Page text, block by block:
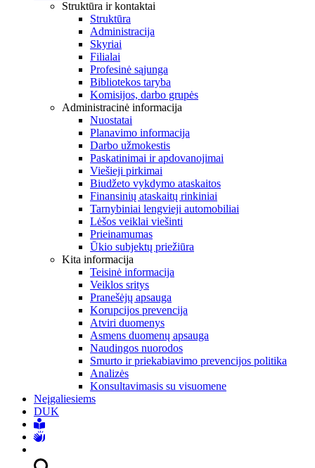
Struktūra ir kontaktai
Struktūra
Administracija
Skyriai
Filialai
Profesinė sąjunga
Bibliotekos taryba
Komisijos, darbo grupės
Administracinė informacija
Nuostatai
Planavimo informacija
Darbo užmokestis
Paskatinimai ir apdovanojimai
Viešieji pirkimai
Biudžeto vykdymo ataskaitos
Finansinių ataskaitų rinkiniai
Tarnybiniai lengvieji automobiliai
Lėšos veiklai viešinti
Prieinamumas
Ūkio subjektų priežiūra
Kita informacija
Teisinė informacija
Veiklos sritys
Pranešėjų apsauga
Korupcijos prevencija
Atviri duomenys
Asmens duomenų apsauga
Naudingos nuorodos
Smurto ir priekabiavimo prevencijos politika
Analizės
Konsultavimasis su visuomene
Neįgaliesiems
DUK